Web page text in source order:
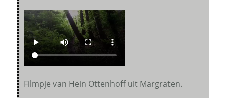
Filmpje van Hein Ottenhoff uit Margraten.